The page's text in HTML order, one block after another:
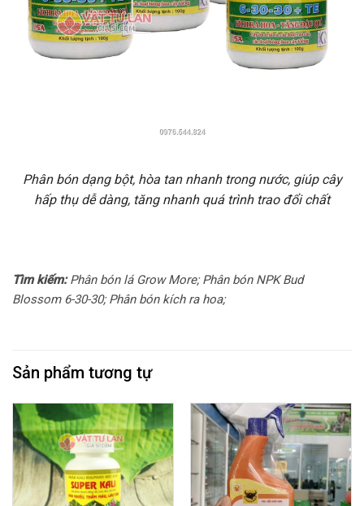
Phân bón dạng bột, hòa tan nhanh trong nước, giúp cây
hấp thụ dễ dàng, tăng nhanh quá trình trao đổi chất
Tìm kiếm:Phân bón lá Grow More; Phân bón NPK Bud
Blossom 6-30-30; Phân bón kích ra hoa;
Sản phẩm tương tự